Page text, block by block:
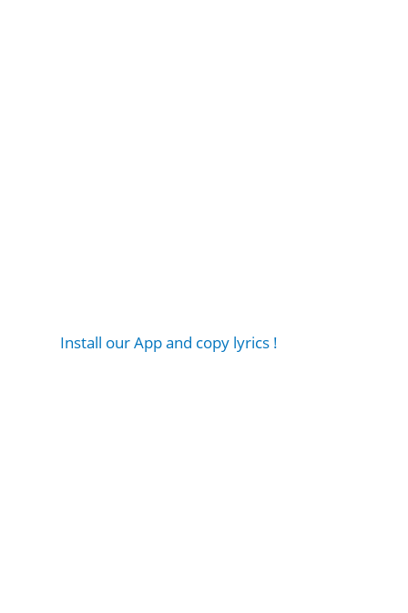
Install our App and copy lyrics !